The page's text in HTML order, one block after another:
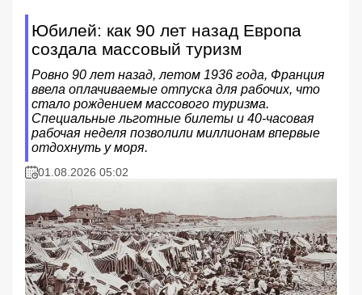
Юбилей: как 90 лет назад Европа
создала массовый туризм
Ровно 90 лет назад, летом 1936 года, Франция
ввела оплачиваемые отпуска для рабочих, что
стало рождением массового туризма.
Специальные льготные билеты и 40-часовая
рабочая неделя позволили миллионам впервые
отдохнуть у моря.
01.08.2026 05:02